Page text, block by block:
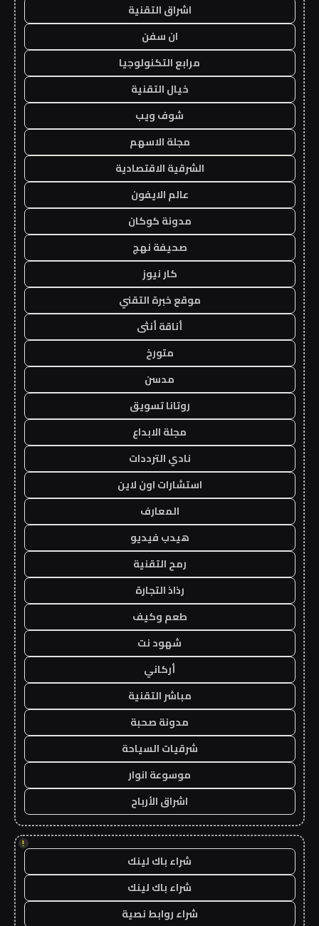
اشراق التقنية
ان سفن
مرابع التكنولوجيا
خيال التقنية
شوف ويب
مجلة الاسهم
الشرقية الاقتصادية
عالم الايفون
مدونة كوكان
صحيفة نهج
كار نيوز
موقع خبرة التقني
أناقة أنثى
متورخ
مدسن
روتانا تسويق
مجلة الابداع
نادي الترددات
استشارات اون لاين
المعارف
هيدب فيديو
رمح التقنية
رذاذ التجارة
طعم وكيف
شهود نت
أركاني
مباشر التقنية
مدونة صحبة
شرقيات السياحة
موسوعة انوار
اشراق الأرباح
!
شراء باك لينك
شراء باك لينك
شراء روابط نصية